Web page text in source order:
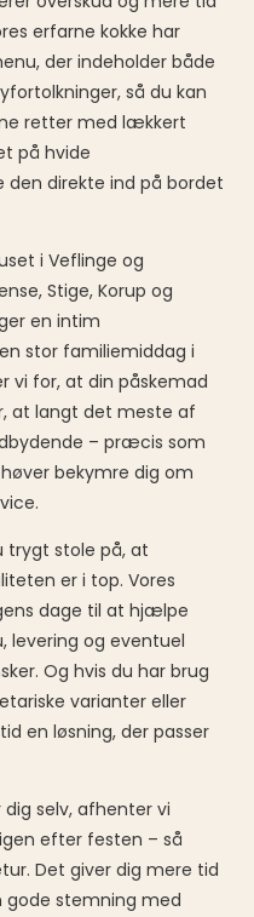
erfarne kokke har
der indeholder både
så du kan
retter med lækkert
på hvide
direkte ind på bordet
i Veflinge og
Stige, Korup og
en intim
stor familiemiddag i
vi for, at din påskemad
at langt det meste af
– præcis som
bekymre dig om
trygt stole på, at
er i top. Vores
dage til at hjælpe
levering og eventuel
Og hvis du har brug
varianter eller
en løsning, der passer
selv, afhenter vi
efter festen – så
Det giver dig mere tid
gode stemning med